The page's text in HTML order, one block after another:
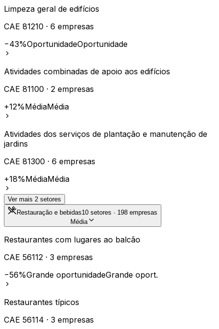
Limpeza geral de edifícios
CAE 81210 · 6 empresas
−43%OportunidadeOportunidade
Atividades combinadas de apoio aos edifícios
CAE 81100 · 2 empresas
+12%MédiaMédia
Atividades dos serviços de plantação e manutenção de
jardins
CAE 81300 · 6 empresas
+18%MédiaMédia
Ver mais 2 setores
Restauração e bebidas10 setores · 198 empresas
Média
Restaurantes com lugares ao balcão
CAE 56112 · 3 empresas
−56%Grande oportunidadeGrande oport.
Restaurantes típicos
CAE 56114 · 3 empresas